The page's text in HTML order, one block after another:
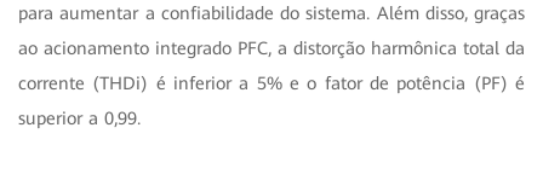
para aumentar a confiabilidade do sistema. Além disso, graças
ao acionamento integrado PFC, a distorção harmônica total da
corrente (THDi) é inferior a 5% e o fator de potência (PF) é
superior a 0,99.